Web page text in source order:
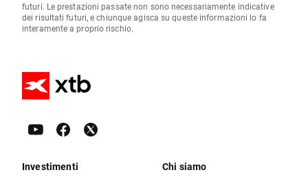
futuri. Le prestazioni passate non sono necessariamente indicative
dei risultati futuri, e chiunque agisca su queste informazioni lo fa
interamente a proprio rischio.
Investimenti Chi siamo